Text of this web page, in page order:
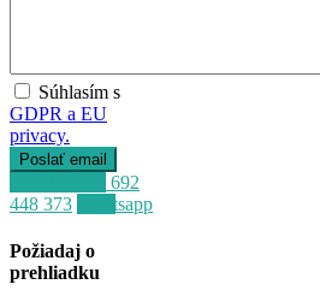
Súhlasím s
GDPR a EU
privacy.
+34 692
448 373
Whatsapp
Požiadaj o
prehliadku